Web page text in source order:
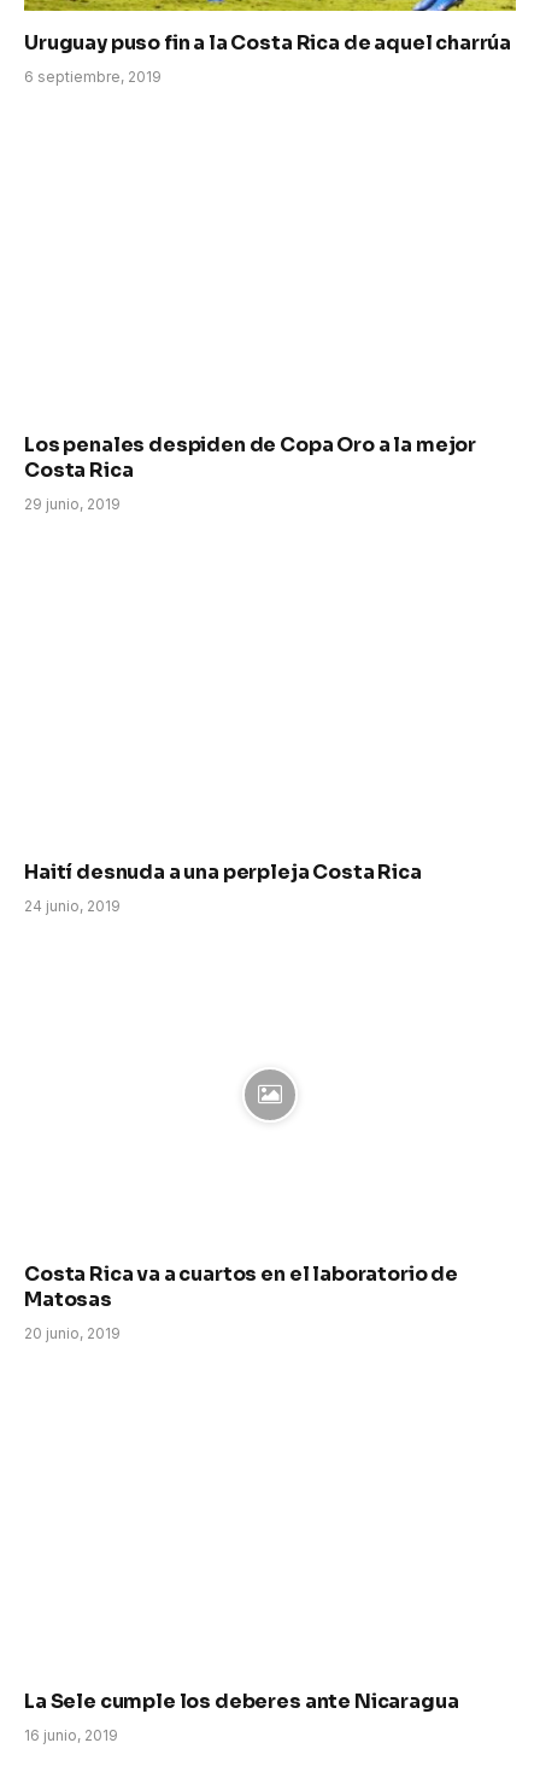
Uruguay puso fin a la Costa Rica de aquel charrúa
6 septiembre, 2019
Los penales despiden de Copa Oro a la mejor
Costa Rica
29 junio, 2019
Haití desnuda a una perpleja Costa Rica
24 junio, 2019
Costa Rica va a cuartos en el laboratorio de
Matosas
20 junio, 2019
La Sele cumple los deberes ante Nicaragua
16 junio, 2019